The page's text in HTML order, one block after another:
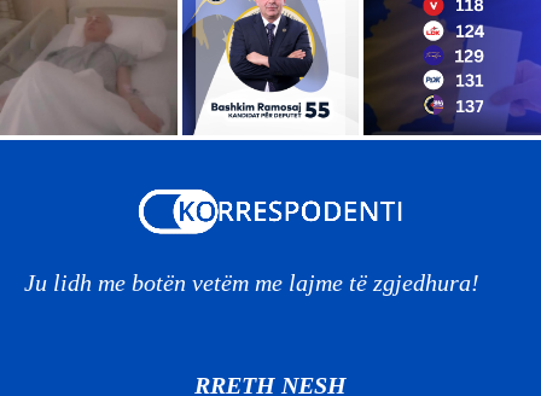
Ju lidh me botën vetëm me lajme të zgjedhura!
RRETH NESH